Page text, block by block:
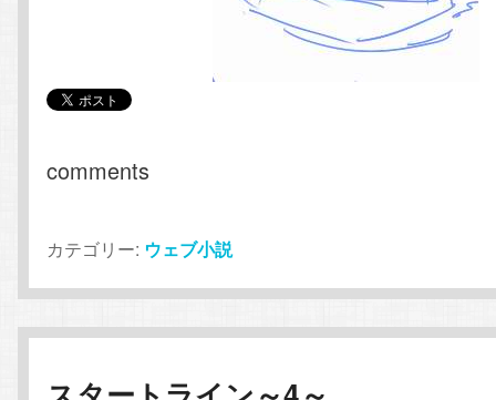
comments
カテゴリー: ウェブ小説